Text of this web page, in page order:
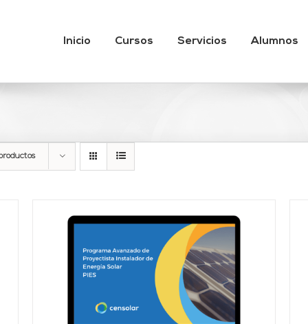
Inicio Cursos Servicios Alumnos
Valorado
4.67 de 5
AÑADIR AL CARRITO / DETALLES